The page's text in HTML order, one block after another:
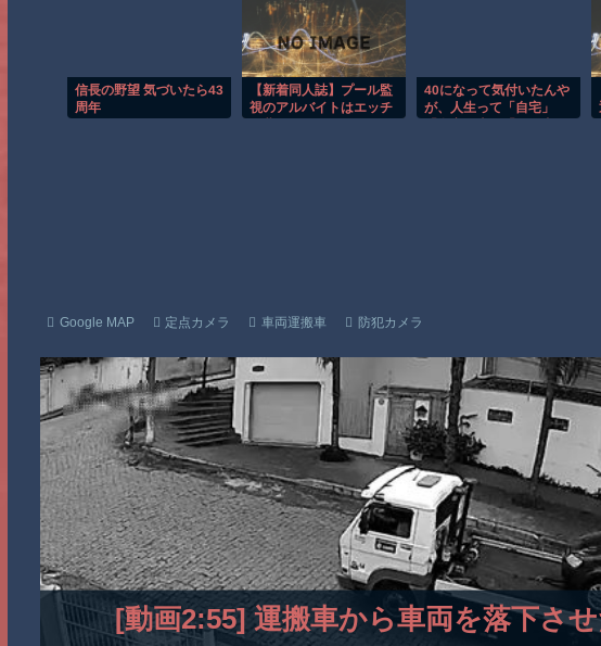
ヒロインが
Powered by
月29日以降、最高気温が
連日40度を超えている
[8/3]
信長の野望 気づいたら43
周年
【新着同人誌】プール監
視のアルバイトはエッチ
40になって気付いたんや
が、人生って「自宅」
Google MAP 定点カメラ 車両運搬車 防犯カメラ
[動画2:55] 運搬車から車両を落下さ